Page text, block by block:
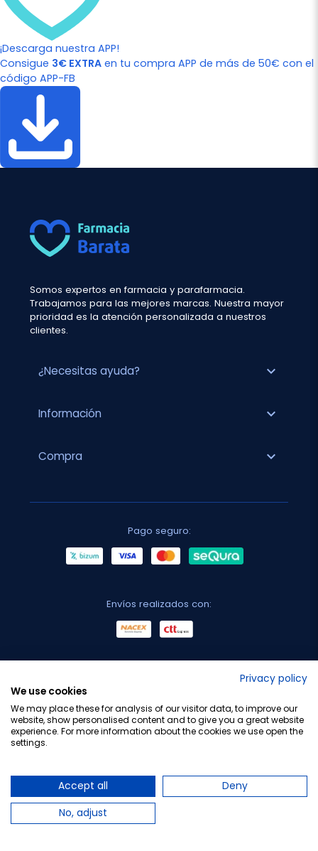
¡Descarga nuestra APP!
Consigue 3€ EXTRA en tu compra APP de más de 50€ con el
código APP-FB
Somos expertos en farmacia y parafarmacia.
Trabajamos para las mejores marcas. Nuestra mayor
prioridad es la atención personalizada a nuestros
clientes.
¿Necesitas ayuda? expand_more
Información expand_more
Compra expand_more
Pago seguro:
Envíos realizados con:
Privacy policy
We use cookies
We may place these for analysis of our visitor data, to improve our
website, show personalised content and to give you a great website
experience. For more information about the cookies we use open the
settings.
Accept all
Deny
No, adjust